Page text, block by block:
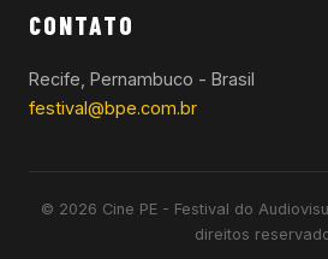
CONTATO
Recife, Pernambuco - Brasil
festival@bpe.com.br
© 2026 Cine PE - Festival do
direitos